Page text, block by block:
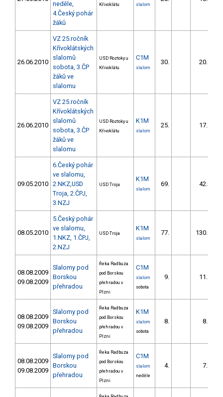
neděle,
4.Český pohár
žáků
Křivoklátu
slalom
26.06.2010
VZ 25.ročník
Křívoklátských
slalomů
sobota, 3.ČP
žáků ve
slalomu
USD Roztoky u
Křivoklátu
C1M
slalom
30. 20.10
26.06.2010
VZ 25.ročník
Křívoklátských
slalomů
sobota, 3.ČP
žáků ve
slalomu
USD Roztoky u
Křivoklátu
K1M
slalom
25. 17.75
09.05.2010
6.Český pohár
ve slalomu,
2.NKZ,USD
Troja, 2.ČPJ,
3.NZJ
USD Troja
K1M
slalom
69. 42.63
08.05.2010
5.Český pohár
ve slalomu,
1.NKZ, 1.ČPJ,
2.NZJ
USD Troja
K1M
slalom
77. 130.67
08.08.2009
09.08.2009
Slalomy pod
Borskou
přehradou
Řeka Radbuza
pod Borskou
přehradou v
Plzni
C1M
slalom
sobota
9. 11.50
08.08.2009
09.08.2009
Slalomy pod
Borskou
přehradou
Řeka Radbuza
pod Borskou
přehradou v
Plzni
K1M
slalom
sobota
8. 8.88
08.08.2009
09.08.2009
Slalomy pod
Borskou
přehradou
Řeka Radbuza
pod Borskou
přehradou v
Plzni
C1M
slalom
neděle
4. 7.96